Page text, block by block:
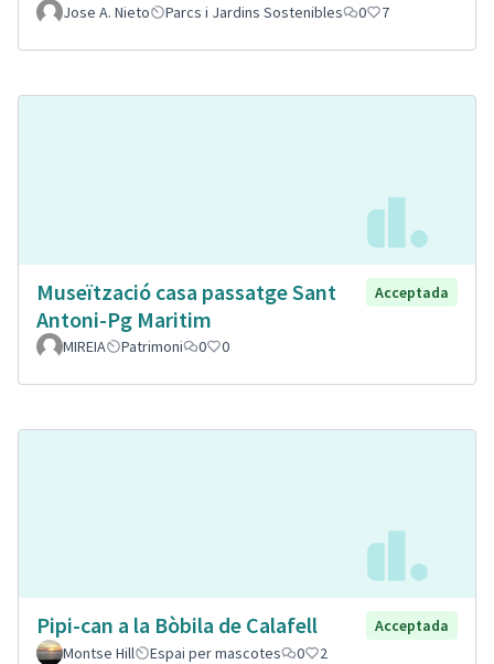
Jose A. Nieto Parcs i Jardins Sostenibles 0 7
Museïtzació casa passatge Sant
Antoni-Pg Maritim
Acceptada
MIREIA Patrimoni 0 0
Pipi-can a la Bòbila de Calafell
Acceptada
Montse Hill
Espai per mascotes 0 2